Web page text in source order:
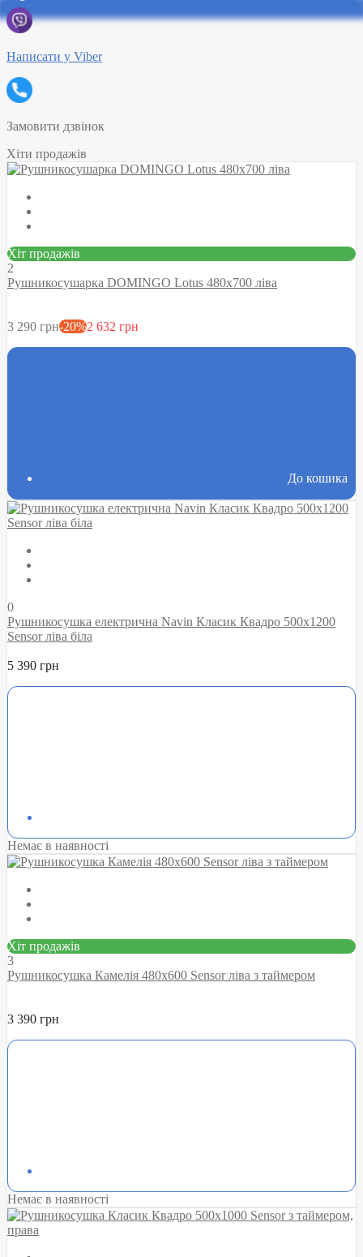
Написати у Viber
Замовити дзвінок
Хіти продажів
Хіт продажів
2
Рушникосушарка DOMINGO Lotus 480х700 ліва
3 290 грн-20%2 632 грн
До кошика
0
Рушникосушка електрична Navin Класик Квадро 500х1200
Sensor ліва біла
5 390 грн
Немає в наявності
Хіт продажів
3
Рушникосушка Камелія 480х600 Sensor ліва з таймером
3 390 грн
Немає в наявності